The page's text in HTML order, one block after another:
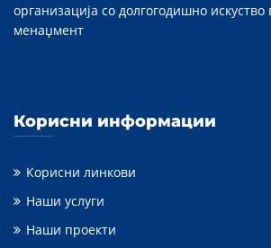
организација со долгогодишно
менаџмент
Корисни информации
Корисни линкови
Наши услуги
Наши проекти